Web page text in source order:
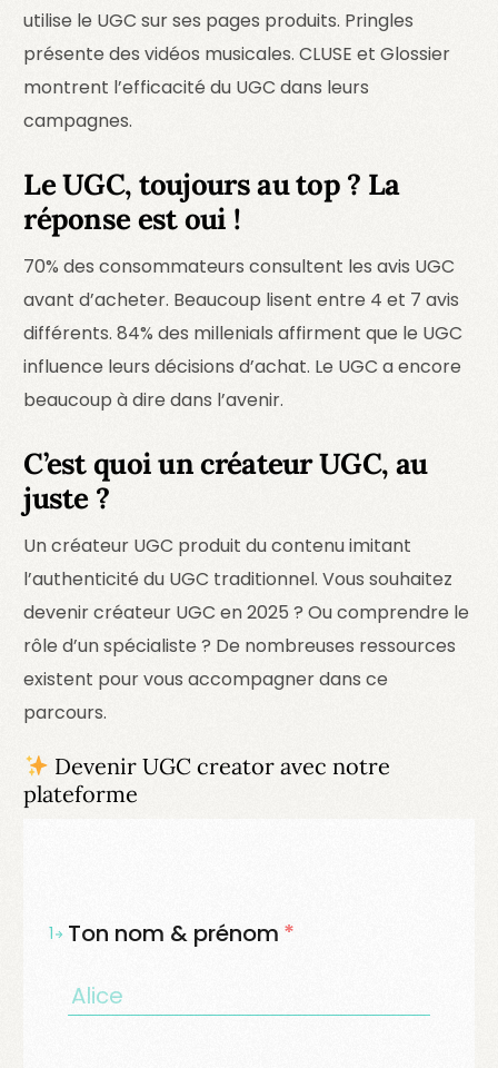
utilise le UGC sur ses pages produits. Pringles
présente des vidéos musicales. CLUSE et Glossier
montrent l’efficacité du UGC dans leurs
campagnes.
Le UGC, toujours au top ? La
réponse est oui !
70% des consommateurs consultent les avis UGC
avant d’acheter. Beaucoup lisent entre 4 et 7 avis
différents. 84% des millenials affirment que le UGC
influence leurs décisions d’achat. Le UGC a encore
beaucoup à dire dans l’avenir.
C’est quoi un créateur UGC, au
juste ?
Un créateur UGC produit du contenu imitant
l’authenticité du UGC traditionnel. Vous souhaitez
devenir créateur UGC en 2025 ? Ou comprendre le
rôle d’un spécialiste ? De nombreuses ressources
existent pour vous accompagner dans ce
parcours.
Devenir UGC creator avec notre
plateforme
1 Ton nom & prénom *